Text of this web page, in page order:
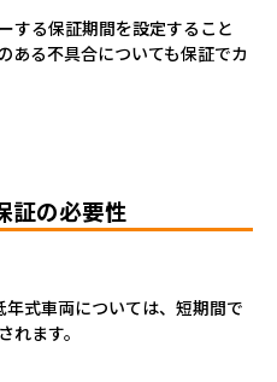
する保証期間を設定すること
ある不具合についても保証でカ
証の必要性
式車両については、短期間で
ます。